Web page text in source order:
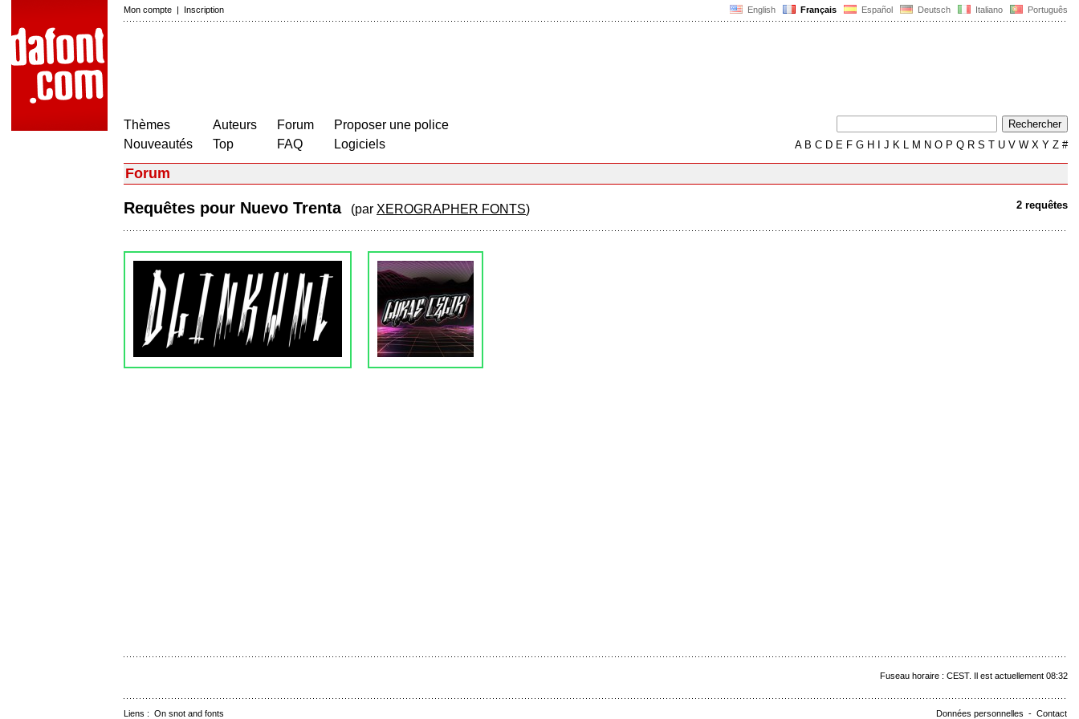
English Français Español Deutsch Italiano Português
Mon compte | Inscription
Thèmes
Nouveautés
Auteurs
Top
Forum
FAQ
Proposer une police
Logiciels
AB C D E F G H J K L M N O P Q R S T U V W X Y Z #
Forum
2 requêtes
Requêtes pour Nuevo Trenta (par XEROGRAPHER FONTS)
Fuseau horaire : CEST. Il est actuellement 08:32
Données personnelles - Contact
Liens : On snot and fonts